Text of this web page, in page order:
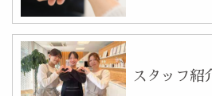
スタッフ紹